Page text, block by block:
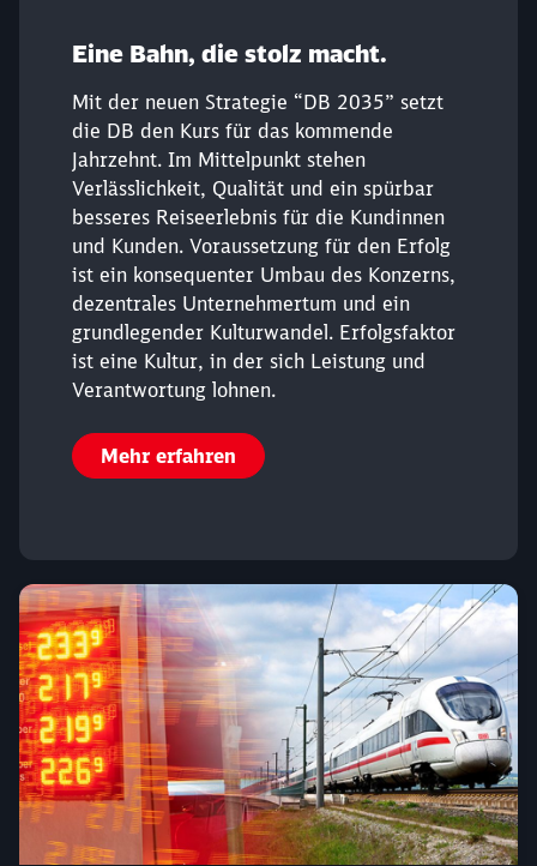
Eine Bahn, die stolz macht.
Mit der neuen Strategie “DB 2035” setzt
die DB den Kurs für das kommende
Jahrzehnt. Im Mittelpunkt stehen
Verlässlichkeit, Qualität und ein spürbar
besseres Reiseerlebnis für die Kundinnen
und Kunden. Voraussetzung für den Erfolg
ist ein konsequenter Umbau des Konzerns,
dezentrales Unternehmertum und ein
grundlegender Kulturwandel. Erfolgsfaktor
ist eine Kultur, in der sich Leistung und
Verantwortung lohnen.
Mehr erfahren